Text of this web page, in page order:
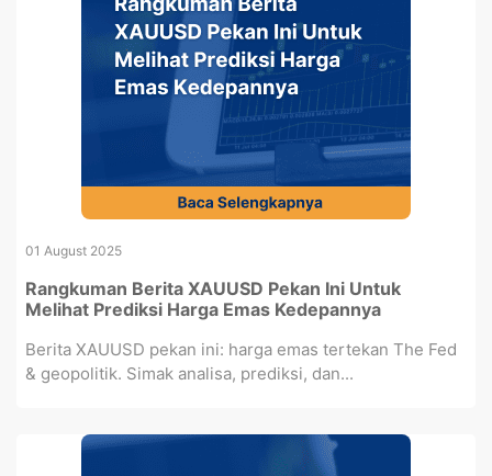
01 August 2025
Rangkuman Berita XAUUSD Pekan Ini Untuk
Melihat Prediksi Harga Emas Kedepannya
Berita XAUUSD pekan ini: harga emas tertekan The Fed
& geopolitik. Simak analisa, prediksi, dan...